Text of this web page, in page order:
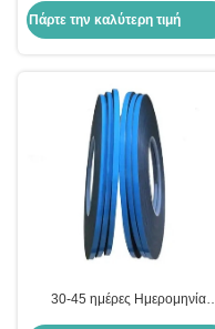
γυαλί 0,5 mm/1 mm πάχος
μακροχρόνια
Πάρτε την καλύτερη τιμή
30-45 ημέρες Ημερομηνία